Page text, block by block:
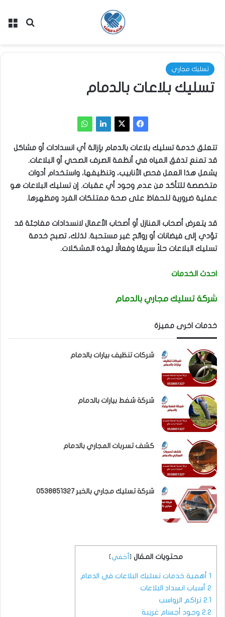
بحث
تسليك مجاري
تسليك​ بلاعات بالدمام
تتعلق خدمة تسليك​ بلاعات بالدمام بإزالة أي انسدادات أو مشاكل
قد تمنع تدفق المياه في أنظمة الصرف الصحي أو البلاعات.
يشمل هذا العمل فحص الأنابيب، وتنظيفها، واستخدام أدوات
متخصصة للتأكد من عدم وجود أي عقبات. إن تسليك البلاعات هو
عملية ضرورية للحفاظ على صحة ممتلكات الفرد ومظهرها.
قد يتعرض أصحاب المنازل أو أصحاب الأعمال لانسدادات مفاجئة قد
تؤدي إلى فيضانات أو روائح غير مستحبة. لذلك، تصبح خدمة
تسليك البلاعات حلاً سريعًا وفعالًا لهذه المشكلات.
احدث الخدمات
شركة تسليك مجاري بالدمام
خدمات اخرى مميزة
شركات تنظيف بيارات بالدمام
شركة شفط بيارات بالدمام
كشف تسربات المجاري بالدمام
شركة تسليك مجاري بالخبر 0538851327
محتويات المقال [ أخفي]
1 أهمية خدمات تسليك البلاعات في الدمام
2 أسباب انسداد البلاعات
2.1 تراكم الرواسب
2.2 وجود أجسام غريبة